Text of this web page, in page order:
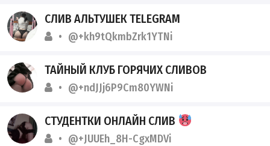
СЛИВ АЛЬТУШЕК TELEGRAM
@+kh9tQkmbZrk1YTNi
ТАЙНЫЙ КЛУБ ГОРЯЧИХ СЛИВОВ
@+ndJJj6P9Cm80YWNi
СТУДЕНТКИ ОНЛАЙН СЛИВ
@+JUUEh_8H-CgxMDVi